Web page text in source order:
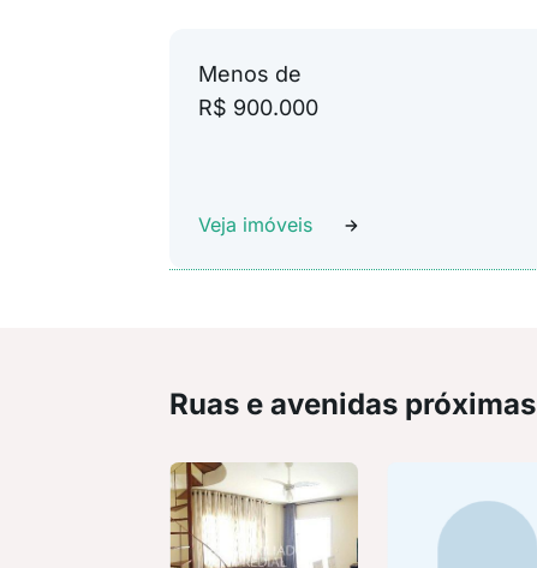
Menos de
R$ 900.000
Veja imóveis
Ruas e avenidas próximas